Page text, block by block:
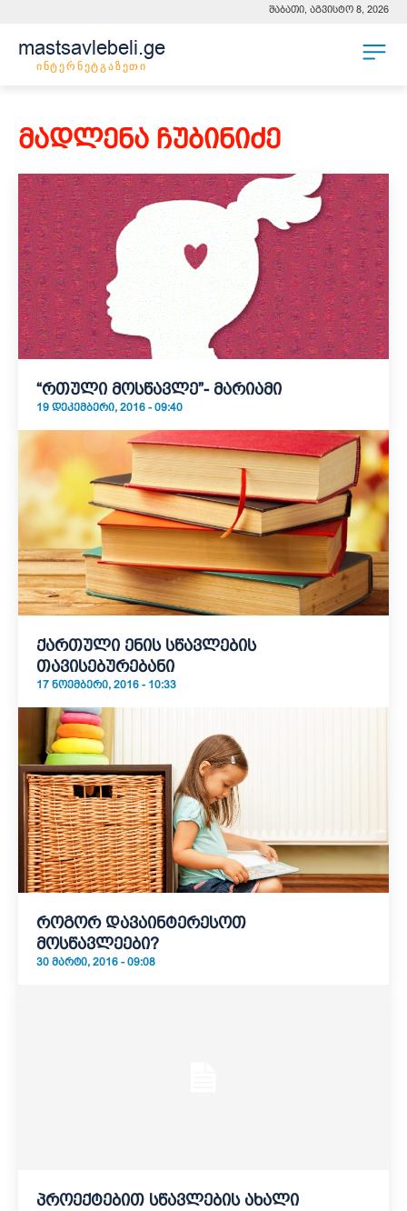
შაბათი, აგვისტო 8, 2026
mastsavlebeli.ge
ინტერნეტგაზეთი
მადლენა ჩუბინიძე
“რთული მოსწავლე”- მარიამი
19 ᲓᲔᲙᲔᲛᲑᲔᲠᲘ, 2016 - 09:40
ქართული ენის სწავლების
თავისებურებანი
17 ᲜᲝᲔᲛᲑᲔᲠᲘ, 2016 - 10:33
როგორ დავაინტერესოთ
მოსწავლეები?
30 ᲛᲐᲠᲢᲘ, 2016 - 09:08
პროექტებით სწავლების ახალი